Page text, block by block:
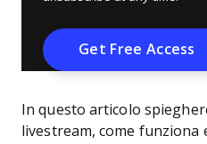
In questo articolo
livestream, come funziona